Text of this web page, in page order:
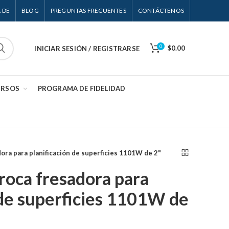
DE BLOG PREGUNTAS FRECUENTES CONTÁCTENOS
INICIAR SESIÓN / REGISTRARSE 0 $0.00
PROGRAMA DE FIDELIDAD
para planificación de superficies 1101W de 2"
fresadora para
superficies 1101W de